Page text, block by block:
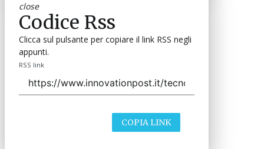
close
Codice Rss
Clicca sul pulsante per copiare il link RSS negli
appunti.
RSS link
COPIA LINK